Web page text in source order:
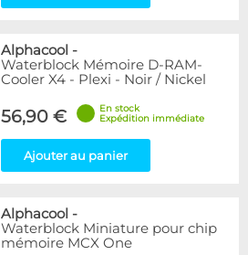
Alphacool -
Waterblock Mémoire D-RAM-
Cooler X4 - Plexi - Noir / Nickel
56,90 €
En stock
Expédition immédiate
Ajouter au panier
Alphacool -
Waterblock Miniature pour chip
mémoire MCX One